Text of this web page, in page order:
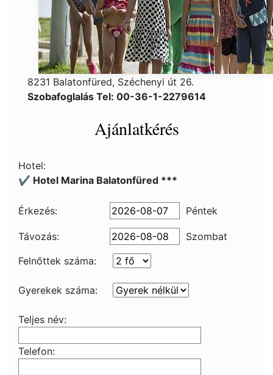
8231 Balatonfüred, Széchenyi út 26.
Szobafoglalás Tel: 00-36-1-2279614
Ajánlatkérés
Hotel:
✔️ Hotel Marina Balatonfüred ***
Érkezés: Péntek
Távozás:
Szombat
Felnőttek száma:
Gyerekek száma:
Teljes név:
Telefon: